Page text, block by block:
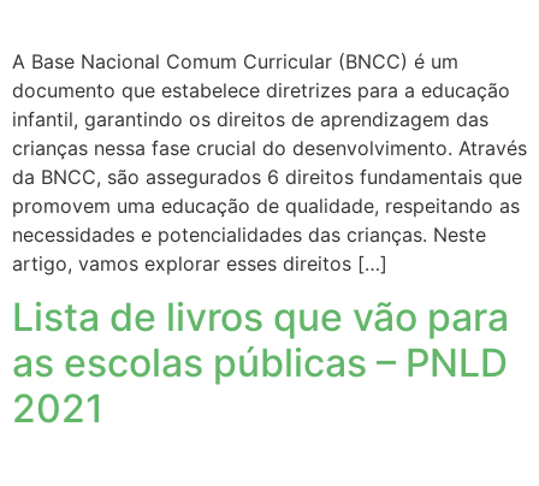
A Base Nacional Comum Curricular (BNCC) é um
documento que estabelece diretrizes para a educação
infantil, garantindo os direitos de aprendizagem das
crianças nessa fase crucial do desenvolvimento. Através
da BNCC, são assegurados 6 direitos fundamentais que
promovem uma educação de qualidade, respeitando as
necessidades e potencialidades das crianças. Neste
artigo, vamos explorar esses direitos […]
Lista de livros que vão para
as escolas públicas – PNLD
2021